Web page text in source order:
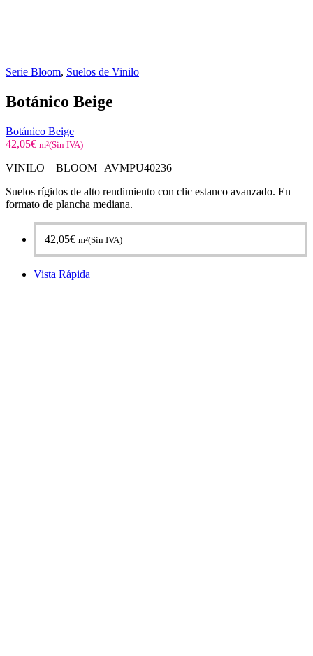
Serie Bloom, Suelos de Vinilo
Botánico Beige
Botánico Beige
42,05€ m²(Sin IVA)
VINILO – BLOOM | AVMPU40236
Suelos rígidos de alto rendimiento con clic estanco avanzado. En
formato de plancha mediana.
42,05€ m²(Sin IVA)
Vista Rápida